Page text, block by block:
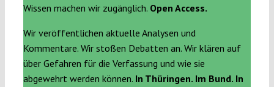
Wissen machen wir zugänglich. Open Access.
Wir veröffentlichen aktuelle Analysen und
Kommentare. Wir stoßen Debatten an. Wir klären auf
über Gefahren für die Verfassung und wie sie
abgewehrt werden können. In Thüringen. Im Bund. In